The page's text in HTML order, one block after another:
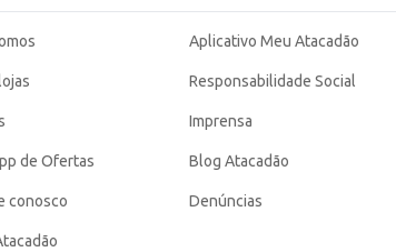
de Ofertas
conosco
Aplicativo Meu Atacadão
Responsabilidade Social
Imprensa
Blog Atacadão
Denúncias